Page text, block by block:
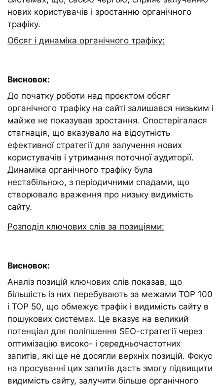
нових користувачів і зростанню органічного
трафіку.
Обсяг і динаміка органічного трафіку:
Висновок:
До початку роботи над проєктом обсяг
органічного трафіку на сайті залишався низьким і
майже не показував зростання. Спостерігалася
стагнація, що вказувало на відсутність
ефективної стратегії для залучення нових
користувачів і утримання поточної аудиторії.
Динаміка органічного трафіку була
нестабільною, з періодичними спадами, що
створювало враження про низьку видимість
сайту.
Розподіл ключових слів за позиціями:
Висновок:
Аналіз позицій ключових слів показав, що
більшість із них перебувають за межами TOP 100
і TOP 50, що обмежує трафік і видимість сайту в
пошукових системах. Це вказує на великий
потенціал для поліпшення SEO-стратегії через
оптимізацію високо- і середньочастотних
запитів, які ще не досягли верхніх позицій. Фокус
на просуванні цих запитів дасть змогу підвищити
видимість сайту, залучити більше органічного